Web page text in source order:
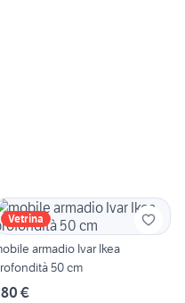
Vetrina
armadio Ivar Ikea
50 cm
€